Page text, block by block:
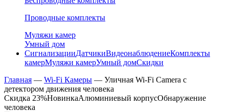
Проводные комплекты
Муляжи камер
Умный дом
СигнализацииДатчикиВидеонаблюдениеКомплекты
камерМуляжи камерУмный домСкидки
Главная — Wi-Fi Камеры — Уличная Wi-Fi Camera с
детектором движения человека
Скидка 23%НовинкаАлюминиевый корпусОбнаружение
человека